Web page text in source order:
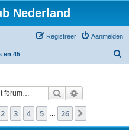
Nederland
Aanmelden
Registreer
en 45
Zoek
van 26
2 3 4 5 26